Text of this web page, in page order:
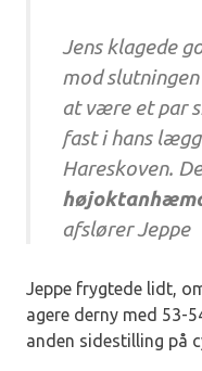
Jens klagede
mod
at være et par
fast i hans
Hareskoven.
afslører Jeppe
Jeppe frygtede lidt,
agere derny med 53-
anden sidestilling på